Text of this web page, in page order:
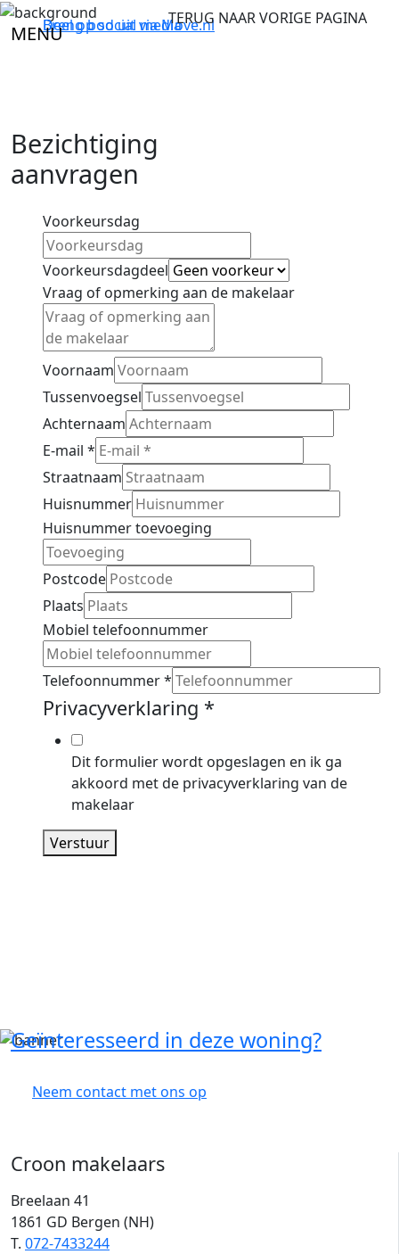
MENU
TERUG NAAR VORIGE PAGINA
Breng bod uit viaMove.nl
Deel op social media
Bezichtiging
aanvragen
Voorkeursdag
Voorkeursdagdeel
Vraag of opmerking aan de makelaar
Voornaam
Tussenvoegsel
Achternaam
E-mail *
Straatnaam
Huisnummer
Huisnummer toevoeging
Postcode
Plaats
Mobiel telefoonnummer
Telefoonnummer*
Privacyverklaring *
Dit formulier wordt opgeslagen en ik ga
akkoord met de privacyverklaring van de
makelaar
Verstuur
Geïnteresseerd in deze woning?
Neem contact met ons op
Croon makelaars
Breelaan 41
1861 GD Bergen (NH)
T. 072-7433244